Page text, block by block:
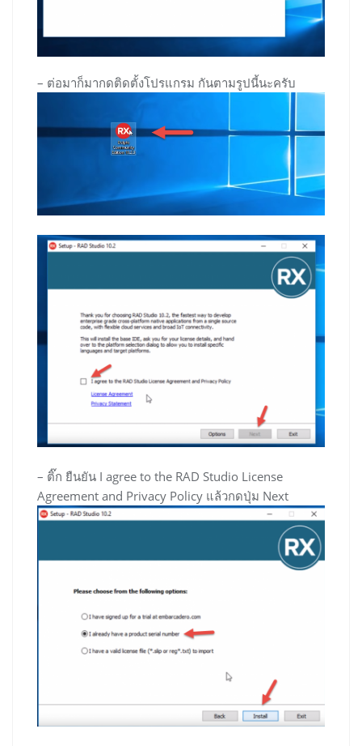
– ต่อมาก็มากดติดตั้งโปรแกรม กันตามรูปนี้นะครับ
– ติ๊ก ยืนยัน I agree to the RAD Studio License
Agreement and Privacy Policy แล้วกดปุ่ม Next